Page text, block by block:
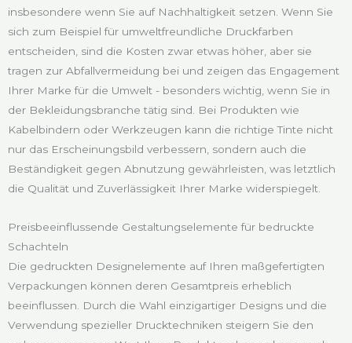
insbesondere wenn Sie auf Nachhaltigkeit setzen. Wenn Sie
sich zum Beispiel für umweltfreundliche Druckfarben
entscheiden, sind die Kosten zwar etwas höher, aber sie
tragen zur Abfallvermeidung bei und zeigen das Engagement
Ihrer Marke für die Umwelt - besonders wichtig, wenn Sie in
der Bekleidungsbranche tätig sind. Bei Produkten wie
Kabelbindern oder Werkzeugen kann die richtige Tinte nicht
nur das Erscheinungsbild verbessern, sondern auch die
Beständigkeit gegen Abnutzung gewährleisten, was letztlich
die Qualität und Zuverlässigkeit Ihrer Marke widerspiegelt.
Preisbeeinflussende Gestaltungselemente für bedruckte
Schachteln
Die gedruckten Designelemente auf Ihren maßgefertigten
Verpackungen können deren Gesamtpreis erheblich
beeinflussen. Durch die Wahl einzigartiger Designs und die
Verwendung spezieller Drucktechniken steigern Sie den